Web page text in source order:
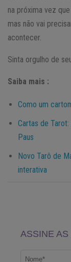
na próxima vez
mas não vai
acontecer.
Sinta orgulho de
Saiba mais :
Como um
Cartas de
Paus
Novo Tarô de
interativa